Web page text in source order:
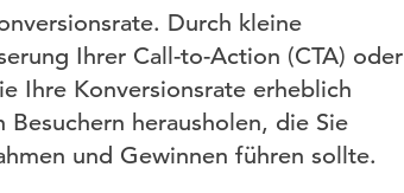
Durch kleine
Ihrer Call-to-Action (CTA) oder
Ihre Konversionsrate erheblich
herausholen, die Sie
und Gewinnen führen sollte.